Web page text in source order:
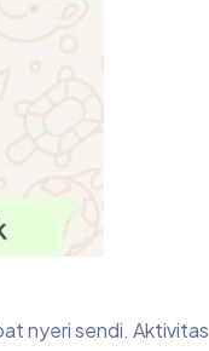
nyeri sendi. Aktivitas